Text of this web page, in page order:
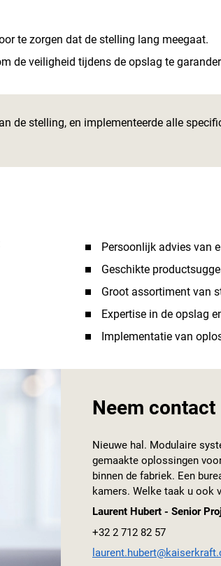
te zorgen dat de stelling lang meegaat.
de veiligheid tijdens de opslag te
de stelling, en implementeerde alle
Persoonlijk advies van
Geschikte
Groot assortiment van
Expertise in de opslag
Implementatie van
Neem
Nieuwe hal. Modulaire
gemaakte oplossingen
binnen de fabriek. Een
kamers. Welke taak u ook
Laurent Hubert - Senior
+32 2 712 82 57